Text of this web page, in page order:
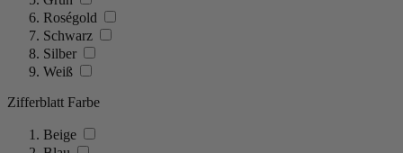
Roségold
Schwarz
Silber
Weiß
Zifferblatt Farbe
Beige